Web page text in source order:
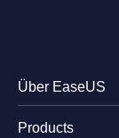
Über EaseUS
Products